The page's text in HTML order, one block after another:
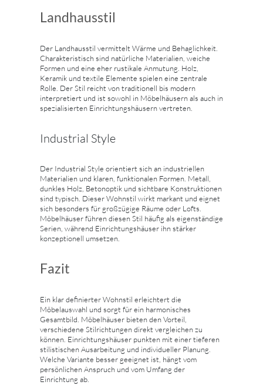
Landhausstil
Der Landhausstil vermittelt Wärme und Behaglichkeit.
Charakteristisch sind natürliche Materialien, weiche
Formen und eine eher rustikale Anmutung. Holz,
Keramik und textile Elemente spielen eine zentrale
Rolle. Der Stil reicht von traditionell bis modern
interpretiert und ist sowohl in Möbelhäusern als auch in
spezialisierten Einrichtungshäusern vertreten.
Industrial Style
Der Industrial Style orientiert sich an industriellen
Materialien und klaren, funktionalen Formen. Metall,
dunkles Holz, Betonoptik und sichtbare Konstruktionen
sind typisch. Dieser Wohnstil wirkt markant und eignet
sich besonders für großzügige Räume oder Lofts.
Möbelhäuser führen diesen Stil häufig als eigenständige
Serien, während Einrichtungshäuser ihn stärker
konzeptionell umsetzen.
Fazit
Ein klar definierter Wohnstil erleichtert die
Möbelauswahl und sorgt für ein harmonisches
Gesamtbild. Möbelhäuser bieten den Vorteil,
verschiedene Stilrichtungen direkt vergleichen zu
können. Einrichtungshäuser punkten mit einer tieferen
stilistischen Ausarbeitung und individueller Planung.
Welche Variante besser geeignet ist, hängt vom
persönlichen Anspruch und vom Umfang der
Einrichtung ab.